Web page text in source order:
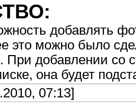
добавлять
это можно было
добавлении со
она будет
07:13]